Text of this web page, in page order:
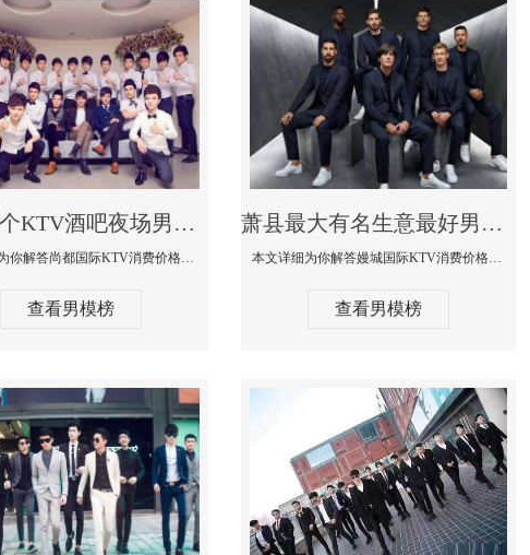
萧县哪个KTV酒吧夜场男模公关型男最帅-尚都国际KTV消费价格点评
本文详细为你解答尚都国际KTV消费价格点评，更多关于哪个KTV酒吧夜场男模公关型男最帅免费咨询1333 867 6881微信同步
查看男模榜
萧县最大有名生意最好男模少爷场KTV体验-嫚城国际KTV消费价格点评
本文详细为你解答嫚城国际KTV消费价格口碑点评，更多关于最大有名生意最好男模少爷场KTV体验免费咨询1333 867 6881微信同步！
查看男模榜